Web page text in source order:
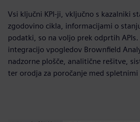
Vsi ključni KPI-ji, vključno s kazalniki
zgodovino cikla, informacijami o
podatki, so na voljo prek odprtih
integracijo vpogledov Brownfield
nadzorne plošče, analitične rešitve,
ter orodja za poročanje med spletnimi